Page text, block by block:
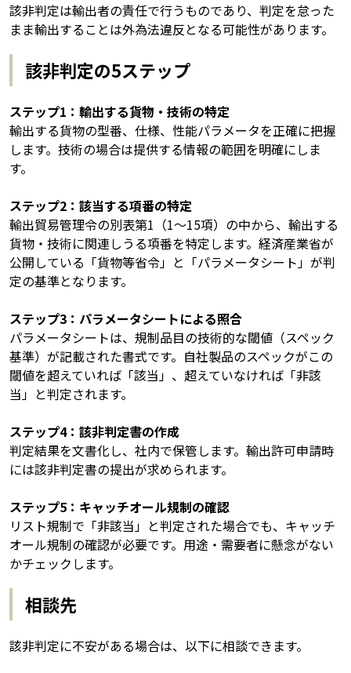
該非判定は輸出者の責任で行うものであり、判定を怠った
まま輸出することは外為法違反となる可能性があります。
該非判定の5ステップ
ステップ1：輸出する貨物・技術の特定
輸出する貨物の型番、仕様、性能パラメータを正確に把握
します。技術の場合は提供する情報の範囲を明確にしま
す。
ステップ2：該当する項番の特定
輸出貿易管理令の別表第1（1〜15項）の中から、輸出する
貨物・技術に関連しうる項番を特定します。経済産業省が
公開している「貨物等省令」と「パラメータシート」が判
定の基準となります。
ステップ3：パラメータシートによる照合
パラメータシートは、規制品目の技術的な閾値（スペック
基準）が記載された書式です。自社製品のスペックがこの
閾値を超えていれば「該当」、超えていなければ「非該
当」と判定されます。
ステップ4：該非判定書の作成
判定結果を文書化し、社内で保管します。輸出許可申請時
には該非判定書の提出が求められます。
ステップ5：キャッチオール規制の確認
リスト規制で「非該当」と判定された場合でも、キャッチ
オール規制の確認が必要です。用途・需要者に懸念がない
かチェックします。
相談先
該非判定に不安がある場合は、以下に相談できます。